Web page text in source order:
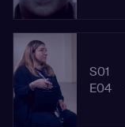
S01
E04